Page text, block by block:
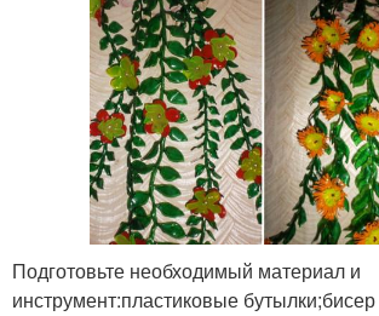
Подготовьте необходимый материал и
инструмент:пластиковые